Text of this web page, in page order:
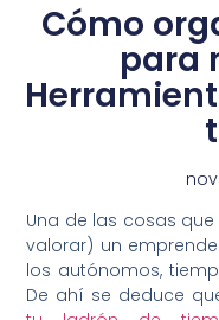
Cómo
para
Una de las cosas
valorar) un
los autónomos,
De ahí se deduce